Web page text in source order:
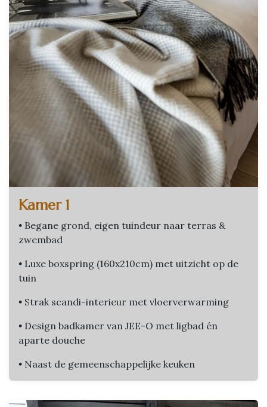
Kamer 1
• Begane grond, eigen tuindeur naar terras &
zwembad
• Luxe boxspring (160x210cm) met uitzicht op de
tuin
• Strak scandi-interieur met vloerverwarming
• Design badkamer van JEE-O met ligbad én
aparte douche
• Naast de gemeenschappelijke keuken